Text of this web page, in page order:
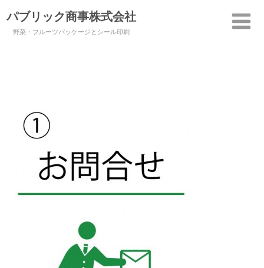
パブリック商事株式会社
野菜・フルーツパッケージとシール印刷